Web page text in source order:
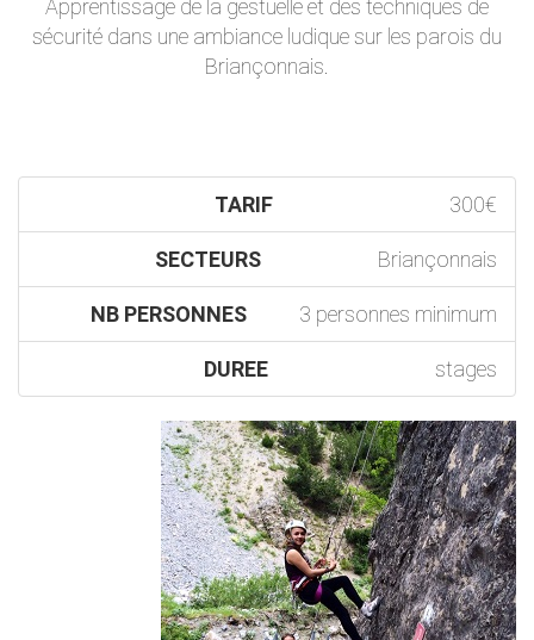
Apprentissage de la gestuelle et des techniques de
sécurité dans une ambiance ludique sur les parois du
Briançonnais.
TARIF 300€
SECTEURS Briançonnais
NB PERSONNES 3 personnes minimum
DUREE stages